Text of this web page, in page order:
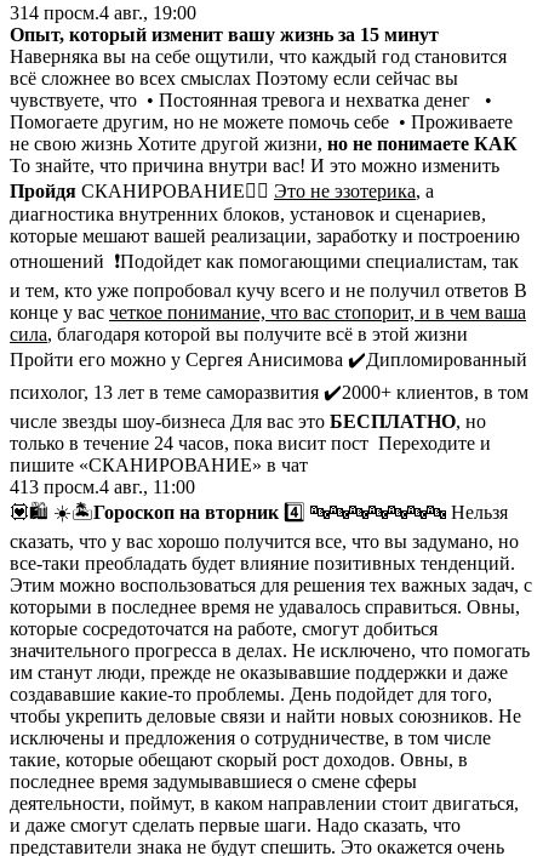
314 просм.4 авг., 19:00
Опыт, который изменит вашу жизнь за 15 минут
Наверняка вы на себе ощутили, что каждый год становится
всё сложнее во всех смыслах Поэтому если сейчас вы
чувствуете, что • Постоянная тревога и нехватка денег •
Помогаете другим, но не можете помочь себе • Проживаете
не свою жизнь Хотите другой жизни, но не понимаете КАК
То знайте, что причина внутри вас! И это можно изменить
Пройдя СКАНИРОВАНИЕ👇🏻 Это не эзотерика, а
диагностика внутренних блоков, установок и сценариев,
которые мешают вашей реализации, заработку и построению
отношений ❗️Подойдет как помогающими специалистам, так
и тем, кто уже попробовал кучу всего и не получил ответов В
конце у вас четкое понимание, что вас стопорит, и в чем ваша
сила, благодаря которой вы получите всё в этой жизни
Пройти его можно у Сергея Анисимова ✔️Дипломированный
психолог, 13 лет в теме саморазвития ✔️2000+ клиентов, в том
числе звезды шоу-бизнеса Для вас это БЕСПЛАТНО, но
только в течение 24 часов, пока висит пост Переходите и
пишите «СКАНИРОВАНИЕ» в чат
413 просм.4 авг., 11:00
💟🛍 ☀️🏝Гороскоп на вторник 4️⃣ 🔤🔤🔤🔤🔤🔤🔤 Нельзя
сказать, что у вас хорошо получится все, что вы задумано, но
все-таки преобладать будет влияние позитивных тенденций.
Этим можно воспользоваться для решения тех важных задач, с
которыми в последнее время не удавалось справиться. Овны,
которые сосредоточатся на работе, смогут добиться
значительного прогресса в делах. Не исключено, что помогать
им станут люди, прежде не оказывавшие поддержки и даже
создававшие какие-то проблемы. День подойдет для того,
чтобы укрепить деловые связи и найти новых союзников. Не
исключены и предложения о сотрудничестве, в том числе
такие, которые обещают скорый рост доходов. Овны, в
последнее время задумывавшиеся о смене сферы
деятельности, поймут, в каком направлении стоит двигаться,
и даже смогут сделать первые шаги. Надо сказать, что
представители знака не будут спешить. Это окажется очень